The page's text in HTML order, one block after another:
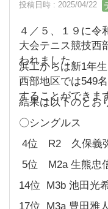
投稿日時 : 2025/04/22
４／５、１９に令
大会テニス競技西
われました。
浜工からは新1年
西部地区では549
することができま
結果は以下のとお
〇シングルス
4位 R2 久保義
5位 M2a 生熊忠
14位 M3b 池田光
17位 M3a 豊田雅人